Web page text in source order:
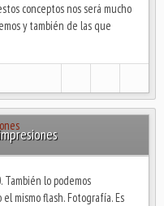
conceptos nos será mucho
y también de las que
También lo podemos
mismo flash. Fotografía. Es